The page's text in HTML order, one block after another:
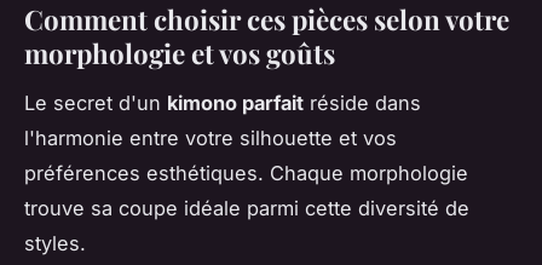
Comment choisir ces pièces selon votre
morphologie et vos goûts
Le secret d'un kimono parfait réside dans
l'harmonie entre votre silhouette et vos
préférences esthétiques. Chaque morphologie
trouve sa coupe idéale parmi cette diversité de
styles.